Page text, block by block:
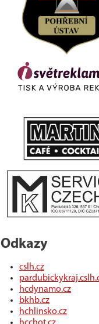
Odkazy
cslh.cz
hcdynamo.cz
bkhb.cz
hchlinsko.cz